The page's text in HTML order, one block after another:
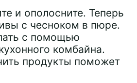
и ополосните. Теперь
с чесноком в пюре.
с помощью
комбайна.
продукты поможет